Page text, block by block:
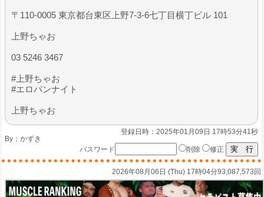
〒110-0005 東京都台東区上野7-3-6七丁目横丁ビル 101
上野ちゃお
03 5246 3467
#上野ちゃお
#エロパンナイト
上野ちゃお
登録日時：2025年01月09日 17時53分41秒
By： かずき
パスワード
削除 修正
2026年08月06日 (Thu) 17時04分93,087,573回